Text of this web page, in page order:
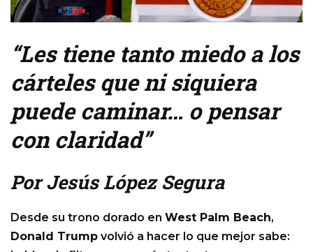
“Les tiene tanto miedo a los
cárteles que ni siquiera
puede caminar… o pensar
con claridad”
Por Jesús López Segura
Desde su trono dorado en West Palm Beach,
Donald Trump volvió a hacer lo que mejor sabe: